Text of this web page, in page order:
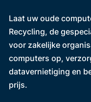
Laat uw oude
Recycling, de
voor zakelijke
computers op,
datavernietiging en
prijs.